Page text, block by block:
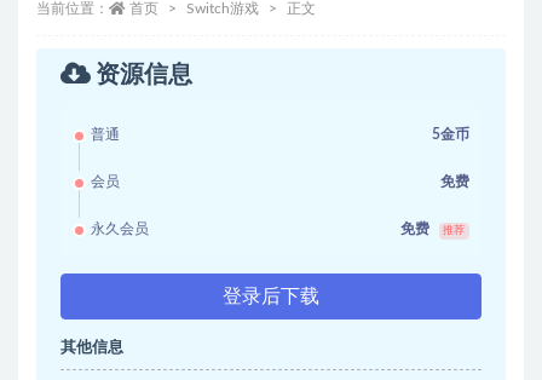
当前位置： 首页 Switch游戏 正文
资源信息
普通 5金币
会员 免费
永久会员 免费 推荐
登录后下载
其他信息